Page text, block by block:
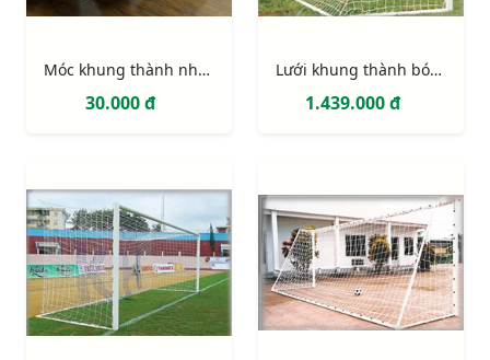
Móc khung thành nhựa PVC 2 điểm định vị (móc lưới khung thành)
30.000 đ
Lưới khung thành bóng đá 11 người (hình thang)
1.439.000 đ